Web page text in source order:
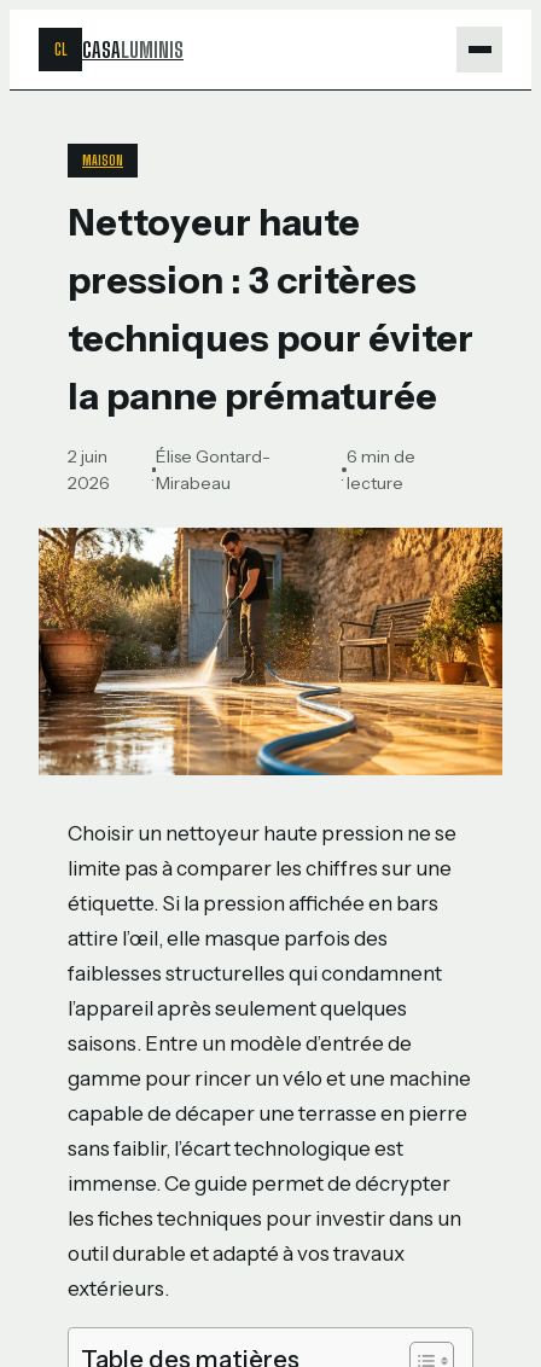
CL CASALUMINIS
Déco
MAISON
Nettoyeur haute
pression : 3 critères
techniques pour éviter
la panne prématurée
2 juin
2026
·
Élise Gontard-
Mirabeau
·
6 min de
lecture
Choisir un nettoyeur haute pression ne se
limite pas à comparer les chiffres sur une
étiquette. Si la pression affichée en bars
attire l’œil, elle masque parfois des
faiblesses structurelles qui condamnent
l’appareil après seulement quelques
saisons. Entre un modèle d’entrée de
gamme pour rincer un vélo et une machine
capable de décaper une terrasse en pierre
sans faiblir, l’écart technologique est
immense. Ce guide permet de décrypter
les fiches techniques pour investir dans un
outil durable et adapté à vos travaux
extérieurs.
Table des matières